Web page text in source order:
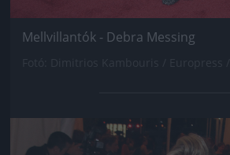
Mellvillantók - Debra Messing
Jön még kép!